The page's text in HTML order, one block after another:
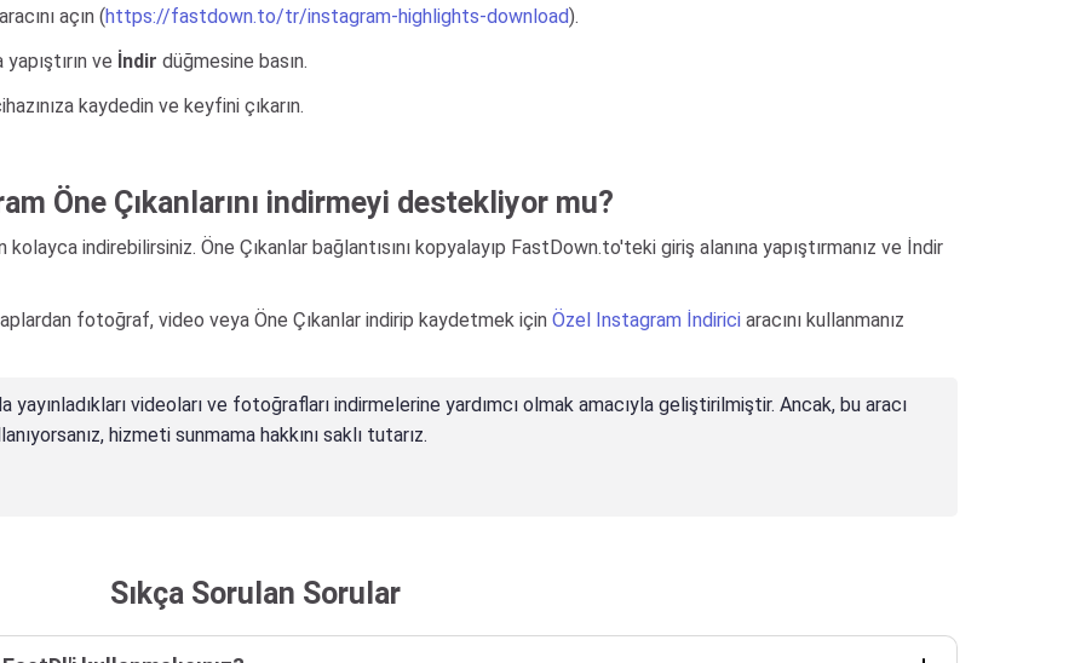
aracını açın (https://fastdown.to/tr/instagram-highlights-download).
ve İndir düğmesine basın.
kaydedin ve keyfini çıkarın.
Öne Çıkanlarını indirmeyi destekliyor mu?
indirebilirsiniz. Öne Çıkanlar bağlantısını kopyalayıp FastDown.to'teki giriş alanına yapıştırmanız ve İndir
fotoğraf, video veya Öne Çıkanlar indirip kaydetmek için Özel Instagram İndirici aracını kullanmanız
yayınladıkları videoları ve fotoğrafları indirmelerine yardımcı olmak amacıyla geliştirilmiştir. Ancak, bu aracı
hizmeti sunmama hakkını saklı tutarız.
Sıkça Sorulan Sorular